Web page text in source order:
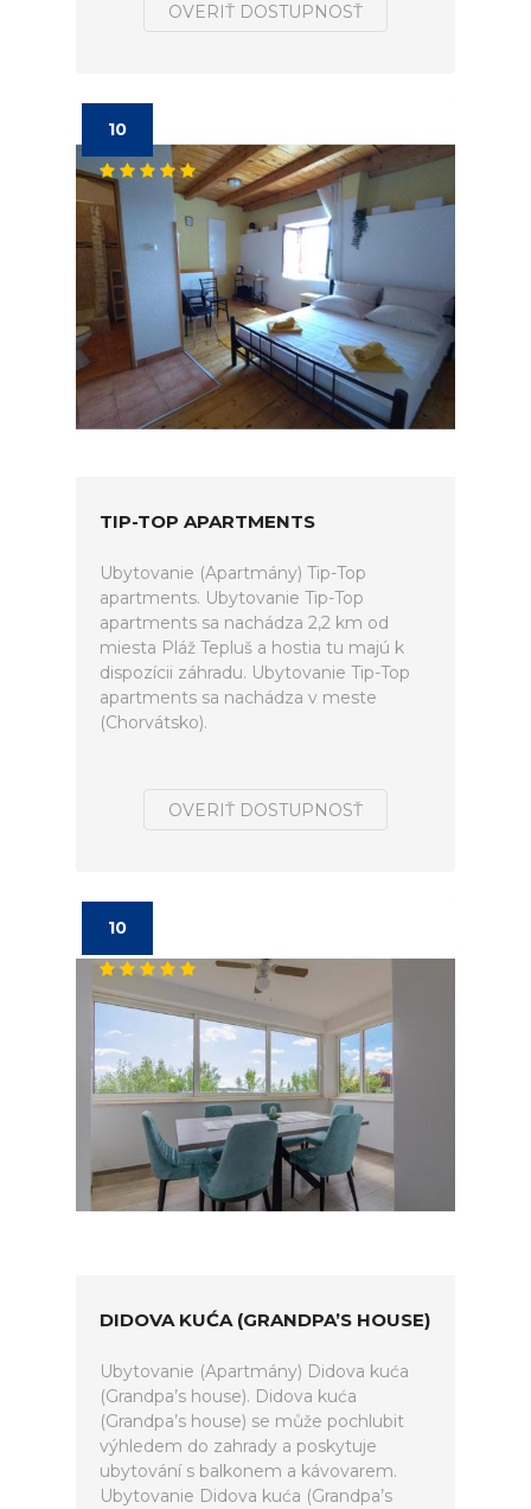
OVERIŤ DOSTUPNOSŤ
10
TIP-TOP APARTMENTS
Ubytovanie (Apartmány) Tip-Top
apartments. Ubytovanie Tip-Top
apartments sa nachádza 2,2 km od
miesta Pláž Tepluš a hostia tu majú k
dispozícii záhradu. Ubytovanie Tip-Top
apartments sa nachádza v meste
(Chorvátsko).
OVERIŤ DOSTUPNOSŤ
10
DIDOVA KUĆA (GRANDPA’S HOUSE)
Ubytovanie (Apartmány) Didova kuća
(Grandpa’s house). Didova kuća
(Grandpa’s house) se může pochlubit
výhledem do zahrady a poskytuje
ubytování s balkonem a kávovarem.
Ubytovanie Didova kuća (Grandpa’s